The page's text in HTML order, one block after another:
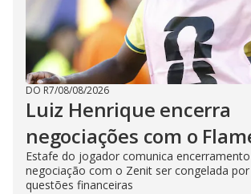
DO R7/08/08/2026
Luiz Henrique encerra
negociações com o
Estafe do jogador comunica
negociação com o Zenit ser congelada
questões financeiras